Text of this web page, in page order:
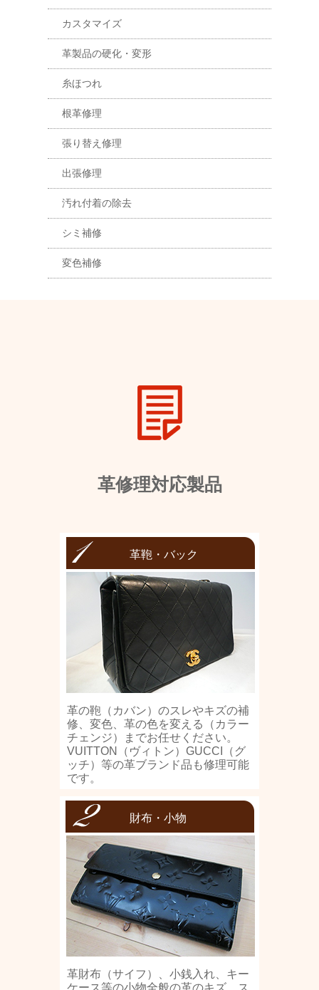
カスタマイズ
革製品の硬化・変形
糸ほつれ
根革修理
張り替え修理
出張修理
汚れ付着の除去
シミ補修
変色補修
革修理対応製品
革鞄・バック
革の鞄（カバン）のスレやキズの補
修、変色、革の色を変える（カラー
チェンジ）までお任せください。
VUITTON（ヴィトン）GUCCI（グ
ッチ）等の革ブランド品も修理可能
です。
財布・小物
革財布（サイフ）、小銭入れ、キー
ケース等の小物全般の革のキズ、ス